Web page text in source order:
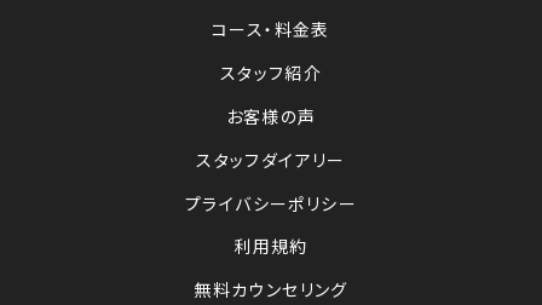
コース・料金表
スタッフ紹介
お客様の声
スタッフダイアリー
プライバシーポリシー
利用規約
無料カウンセリング